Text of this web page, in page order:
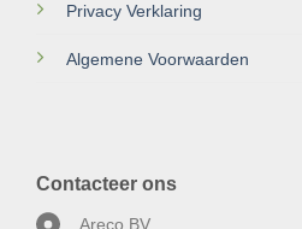
Privacy Verklaring
Algemene Voorwaarden
Contacteer ons
Areco BV